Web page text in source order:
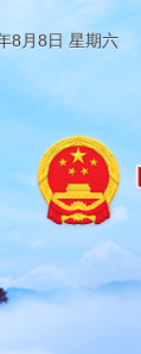
8月8日 星期六